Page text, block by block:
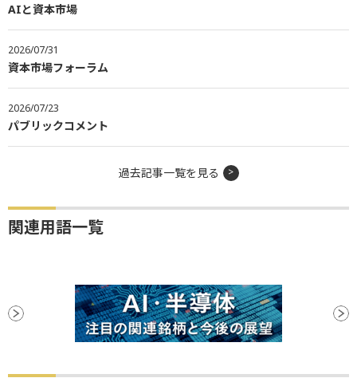
AIと資本市場
2026/07/31
資本市場フォーラム
2026/07/23
パブリックコメント
過去記事一覧を見る
関連用語一覧